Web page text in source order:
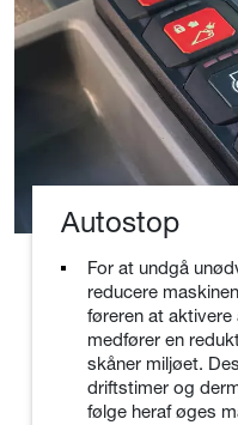
Autostop
For at undgå
reducere
føreren at
medfører en
skåner miljøet.
driftstimer og
følge heraf øges